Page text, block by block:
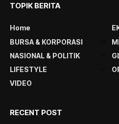
TOPIK BERITA
Home
BURSA & KORPORASI
NASIONAL & POLITIK
LIFESTYLE
VIDEO
RECENT POST